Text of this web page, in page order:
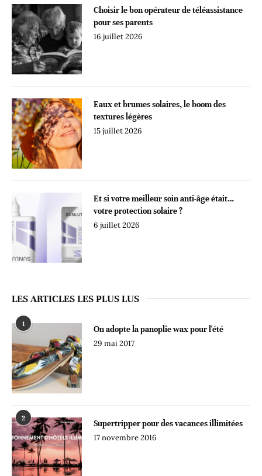
Choisir le bon opérateur de téléassistance
pour ses parents
16 juillet 2026
Eaux et brumes solaires, le boom des
textures légères
15 juillet 2026
Et si votre meilleur soin anti-âge était…
votre protection solaire ?
6 juillet 2026
LES ARTICLES LES PLUS LUS
1
On adopte la panoplie wax pour l'été
29 mai 2017
2
Supertripper pour des vacances illimitées
17 novembre 2016